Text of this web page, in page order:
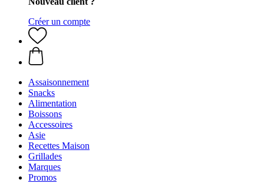
Créer un compte
Assaisonnement
Snacks
Alimentation
Boissons
Accessoires
Asie
Recettes Maison
Grillades
Marques
Promos